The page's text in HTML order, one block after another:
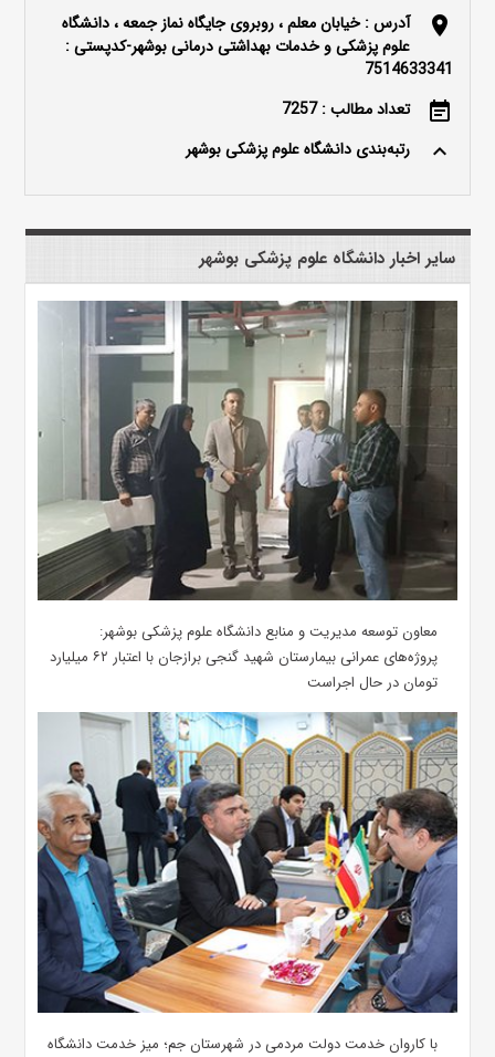
location_on
آدرس : خیابان معلم ، روبروی جایگاه نماز جمعه ، دانشگاه
علوم پزشکی و خدمات بهداشتی درمانی بوشهر-کدپستی :
7514633341
event_note تعداد مطالب : 7257
keyboard_arrow_up رتبه‌بندی دانشگاه علوم پزشکی بوشهر
سایر اخبار دانشگاه علوم پزشکی بوشهر
معاون توسعه مدیریت و منابع دانشگاه علوم پزشکی بوشهر:
پروژه‌های عمرانی بیمارستان شهید گنجی برازجان با اعتبار ۶۲ میلیارد
تومان در حال اجراست
با کاروان خدمت دولت مردمی در شهرستان جم؛ میز خدمت دانشگاه